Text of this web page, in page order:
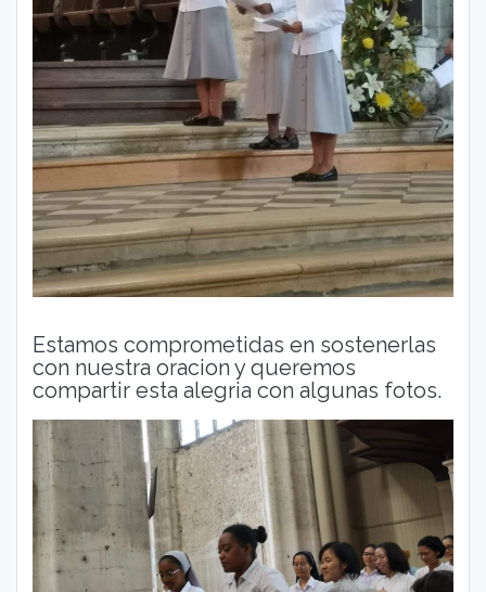
Estamos comprometidas en sostenerlas
con nuestra oracion y queremos
compartir esta alegria con algunas fotos.